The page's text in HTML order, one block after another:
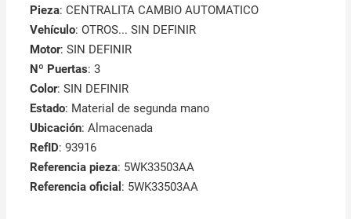
Pieza: CENTRALITA CAMBIO AUTOMATICO
Vehículo: OTROS... SIN DEFINIR
Motor: SIN DEFINIR
Nº Puertas: 3
Color: SIN DEFINIR
Estado: Material de segunda mano
Ubicación: Almacenada
RefID: 93916
Referencia pieza: 5WK33503AA
Referencia oficial : 5WK33503AA